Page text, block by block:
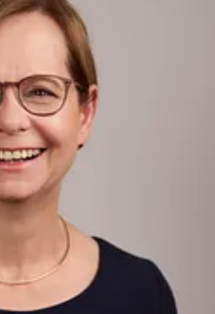
(Alle Angaben für
sich in besonderem Maß
kulturellen Bereich für
betterplace.org betreibt sie
Bürger eine Online-
fuer-muenchen.de.
München. Die Bank
Stadt.